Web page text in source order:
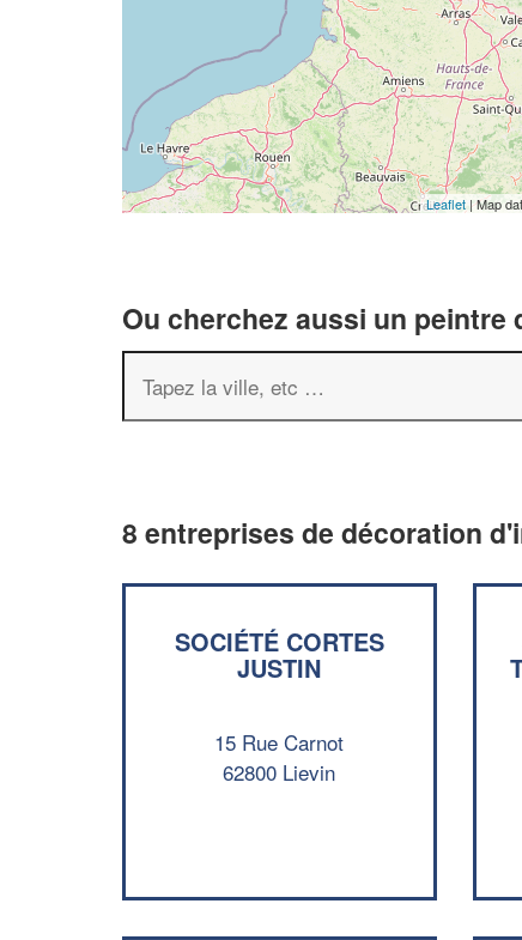
Leaflet | Map
Ou cherchez aussi un
8 entreprises de décoration
SOCIÉTÉ CORTES
JUSTIN
15 Rue Carnot
62800 Lievin